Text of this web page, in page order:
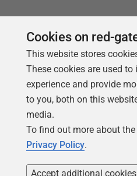
Cookies on red-
This website stores
These cookies are used
experience and provide
to you, both on this
media.
To find out more about
Privacy Policy.
Accept additional cookies